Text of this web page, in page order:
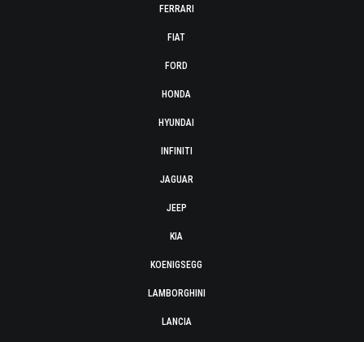
FERRARI
FIAT
FORD
HONDA
HYUNDAI
INFINITI
JAGUAR
JEEP
KIA
KOENIGSEGG
LAMBORGHINI
LANCIA